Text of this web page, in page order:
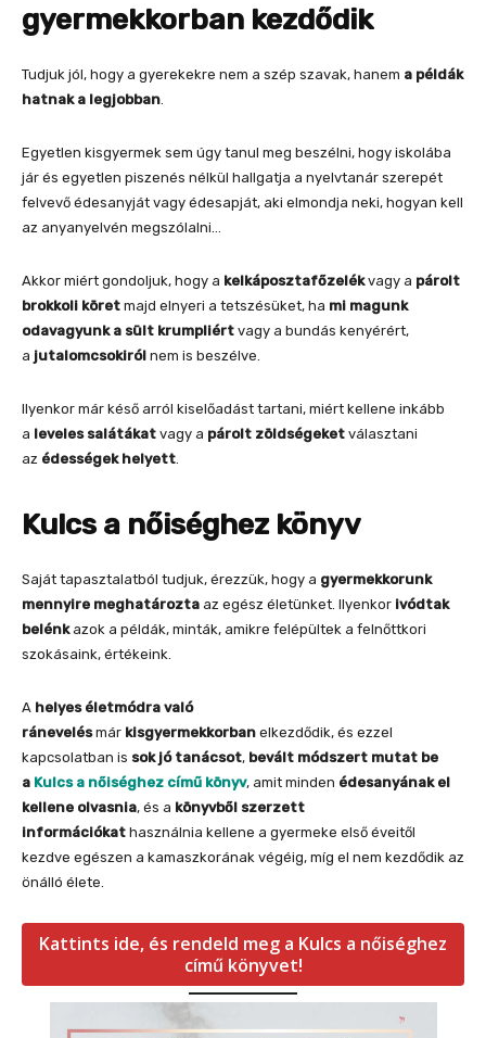
gyermekkorban kezdődik
Tudjuk jól, hogy a gyerekekre nem a szép szavak, hanem a példák
hatnak a legjobban
Egyetlen kisgyermek sem úgy tanul meg beszélni, hogy iskolába
jár és egyetlen piszenés nélkül hallgatja a nyelvtanár szerepét
felvevő édesanyját vagy édesapját, aki elmondja neki, hogyan kell
az anyanyelvén megszólalni…
Akkor miért gondoljuk, hogy a kelkáposztafőzelékvagy a párolt
brokkoli köret majd elnyeri a tetszésüket, ha mi magunk
odavagyunk a sült krumpliért vagy a bundás kenyérért,
a jutalomcsokiról nem is beszélve.
Ilyenkor már késő arról kiselőadást tartani, miért kellene inkább
a leveles salátákat vagy a párolt zöldségeket választani
az édességek helyett
Kulcs a nőiséghez könyv
Saját tapasztalatból tudjuk, érezzük, hogy a gyermekkorunk
mennyire meghatározta az egész életünket. Ilyenkor ivódtak
belénkazok a példák, minták, amikre felépültek a felnőttkori
szokásaink, értékeink.
A helyes életmódra való
ránevelésmár kisgyermekkorban elkezdődik, és ezzel
kapcsolatban is sok jó tanácsot, bevált módszert mutat be
a Kulcs a nőiséghez című könyv, amit minden édesanyának el
kellene olvasnia, és a könyvből szerzett
információkat használnia kellene a gyermeke első éveitől
kezdve egészen a kamaszkorának végéig, míg el nem kezdődik az
önálló élete.
Kattints ide, és rendeld meg a Kulcs a nőiséghez
című könyvet!